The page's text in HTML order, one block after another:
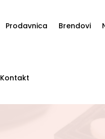
Prodavnica Brendovi
Kontakt